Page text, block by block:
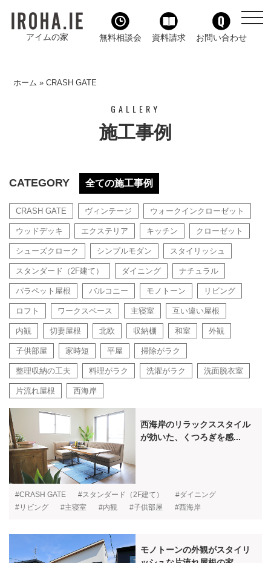
アイムの家 無料相談会 資料請求 お問い合わせ
ホーム »CRASH GATE
GALLERY
施工事例
CATEGORY 全ての施工事例
CRASH GATE ヴィンテージ ウォークインクローゼット
ウッドデッキ エクステリア キッチン クローゼット
シューズクローク シンプルモダン スタイリッシュ
スタンダード（2F建て） ダイニング ナチュラル
パラペット屋根 バルコニー モノトーン リビング
ロフト ワークスペース 主寝室 互い違い屋根
内観 切妻屋根 北欧 収納棚 和室 外観
子供部屋 家時短 平屋 掃除がラク
整理収納の工夫 料理がラク 洗濯がラク 洗面脱衣室
片流れ屋根 西海岸
西海岸のリラックススタイル
が効いた、くつろぎを感...
#CRASH GATE #スタンダード（2F建て）
#ダイニング
#リビング
#主寝室 #内観 #子供部屋 #西海岸
モノトーンの外観がスタイリ